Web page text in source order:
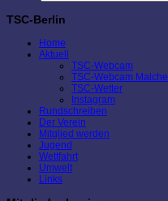
TSC-Berlin
Home
Aktuell
TSC-Webcam
TSC-Webcam Malche
TSC-Wetter
Instagram
Rundschreiben
Der Verein
Mitglied werden
Jugend
Wettfahrt
Umwelt
Links